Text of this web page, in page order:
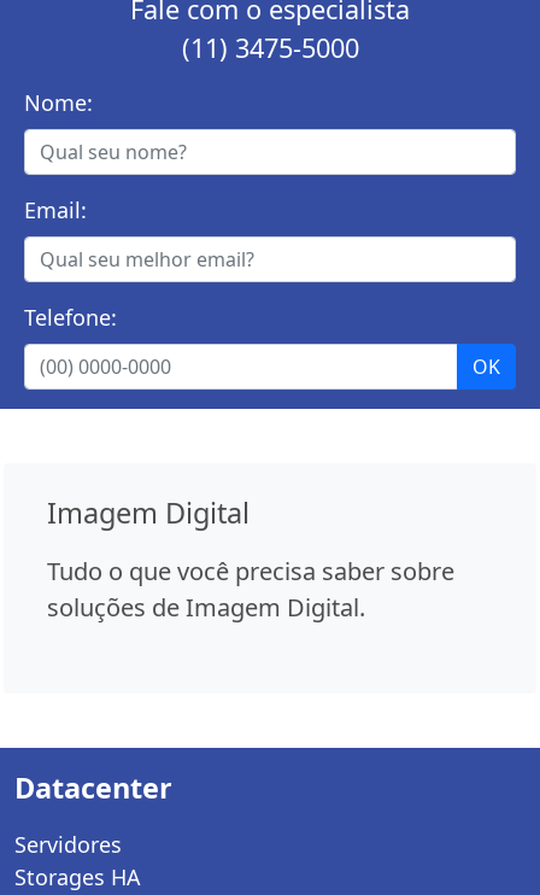
Fale com o especialista
(11) 3475-5000
Nome:
Email:
Telefone:
Imagem Digital
Tudo o que você precisa saber sobre
soluções de Imagem Digital.
Datacenter
Servidores
Storages HA